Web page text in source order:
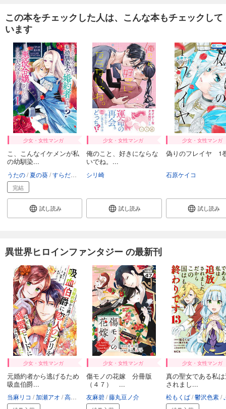
この本をチェックした人は、こんな本もチェックして
います
少女・女性マンガ
こ、こんなイケメンが私
の幼馴染...
うたの 夏の葵 すらだまみ
完結
試し読み
少女・女性マンガ
俺のこと、好きにならな
いでね。...
シリ崎
試し読み
少女・女性マンガ
偽りのフレイヤ 1
石原ケイコ
試し読み
異世界ヒロインファンタジー の最新刊
少女・女性マンガ
元婚約者から逃げるため
吸血伯爵...
当麻リコ 加瀬アオ 高山しのぶ
少女・女性マンガ
傷モノの花嫁 分冊版
（４７） ...
友麻碧 藤丸豆ノ介
少女・女性マンガ
真の聖女である私
されまし...
松もくば 鬱沢色素 ぷ